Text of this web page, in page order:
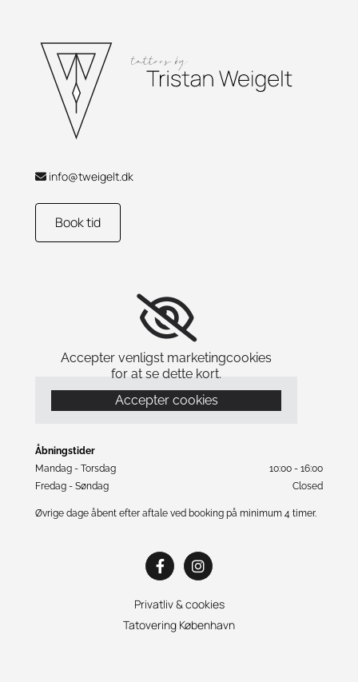
 info@tweigelt.dk
Book tid
Accepter venligst marketingcookies
for at se dette kort.
Accepter cookies
Åbningstider
Mandag - Torsdag
10:00 - 16:00
Fredag - Søndag
Closed
Øvrige dage åbent efter aftale ved booking på minimum 4 timer.
Privatliv & cookies
Tatovering København